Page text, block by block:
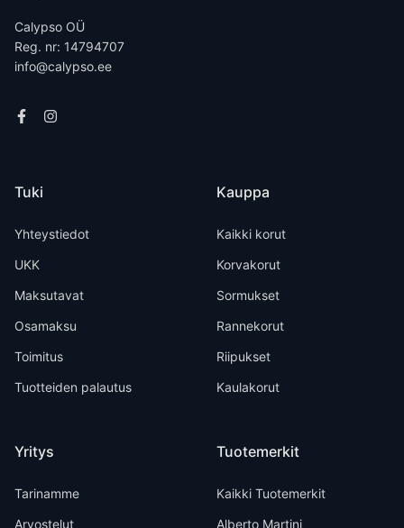
Calypso OÜ
Reg. nr: 14794707
info@calypso.ee
Tuki
Yhteystiedot
UKK
Maksutavat
Osamaksu
Toimitus
Tuotteiden palautus
Yritys
Tarinamme
Arvostelut
Kauppa
Kaikki korut
Korvakorut
Sormukset
Rannekorut
Riipukset
Kaulakorut
Tuotemerkit
Kaikki Tuotemerkit
Alberto Martini